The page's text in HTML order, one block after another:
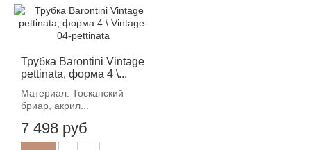
Трубка Barontini Vintage
pettinata, форма 4 \...
Материал: Тосканский
бриар, акрил...
7 498 руб